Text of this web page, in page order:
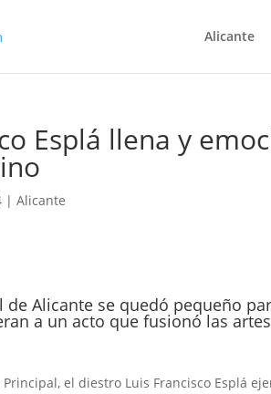
Alicante
Esplá llena y
|Alicante
de Alicante se quedó pequeño
a un acto que fusionó las
el diestro Luis Francisco Esplá